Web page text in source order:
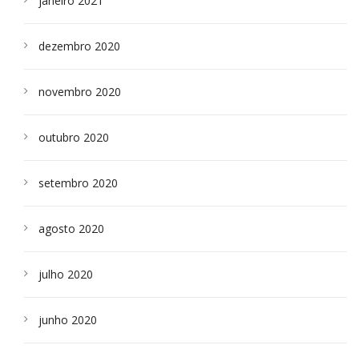
dezembro 2020
novembro 2020
outubro 2020
setembro 2020
agosto 2020
julho 2020
junho 2020